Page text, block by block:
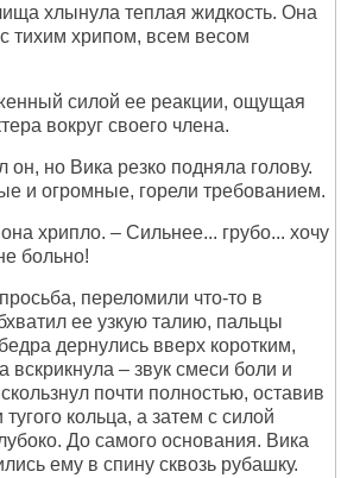
хлынула теплая жидкость. Она
тихим хрипом, всем весом
силой ее реакции, ощущая
вокруг своего члена.
он, но Вика резко подняла голову.
и огромные, горели требованием.
хрипло. – Сильнее... грубо... хочу
больно!
переломили что-то в
ее узкую талию, пальцы
дернулись вверх коротким,
вскрикнула – звук смеси боли и
почти полностью, оставив
кольца, а затем с силой
До самого основания. Вика
ему в спину сквозь рубашку.